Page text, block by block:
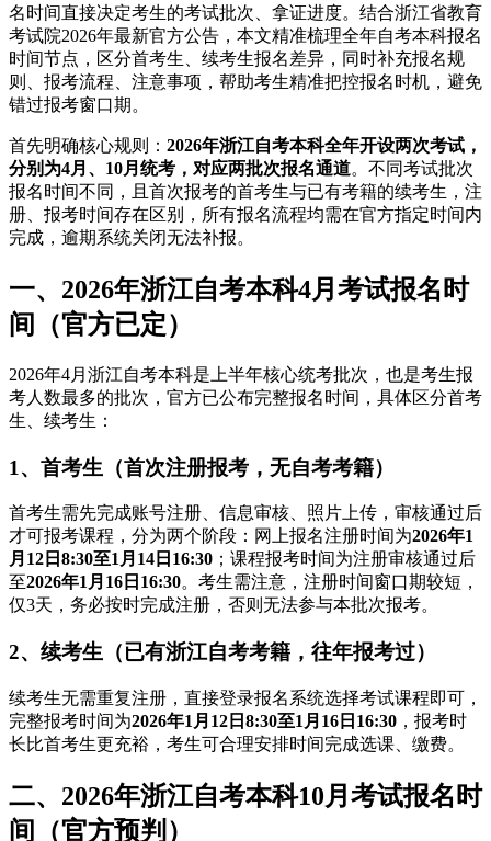
名时间直接决定考生的考试批次、拿证进度。结合浙江省教育
考试院2026年最新官方公告，本文精准梳理全年自考本科报名
时间节点，区分首考生、续考生报名差异，同时补充报名规
则、报考流程、注意事项，帮助考生精准把控报名时机，避免
错过报考窗口期。
首先明确核心规则： 2026年浙江自考本科全年开设两次考试，
分别为4月、10月统考，对应两批次报名通道。不同考试批次
报名时间不同，且首次报考的首考生与已有考籍的续考生，注
册、报考时间存在区别，所有报名流程均需在官方指定时间内
完成，逾期系统关闭无法补报。
一、2026年浙江自考本科4月考试报名时
间（官方已定）
2026年4月浙江自考本科是上半年核心统考批次，也是考生报
考人数最多的批次，官方已公布完整报名时间，具体区分首考
生、续考生：
1、首考生（首次注册报考，无自考考籍）
首考生需先完成账号注册、信息审核、照片上传，审核通过后
才可报考课程，分为两个阶段：网上报名注册时间为2026年1
月12日8:30至1月14日16:30 ；课程报考时间为注册审核通过后
至2026年1月16日16:30。考生需注意，注册时间窗口期较短，
仅3天，务必按时完成注册，否则无法参与本批次报考。
2、续考生（已有浙江自考考籍，往年报考过）
续考生无需重复注册，直接登录报名系统选择考试课程即可，
完整报考时间为2026年1月12日8:30至1月16日16:30 ，报考时
长比首考生更充裕，考生可合理安排时间完成选课、缴费。
二、2026年浙江自考本科10月考试报名时
间（官方预判）